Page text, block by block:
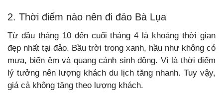
2. Thời điểm nào nên đi đảo Bà Lụa
Từ đầu tháng 10 đến cuối tháng 4 là khoảng thời gian
đẹp nhất tại đảo. Bầu trời trong xanh, hầu như không có
mưa, biển êm và quang cảnh sinh động. Vì là thời điểm
lý tưởng nên lượng khách du lịch tăng nhanh. Tuy vậy,
giá cả không tăng theo lượng khách.